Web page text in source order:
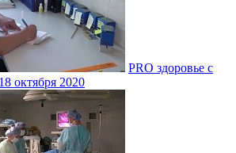
PRO здоровье с
октября 2020